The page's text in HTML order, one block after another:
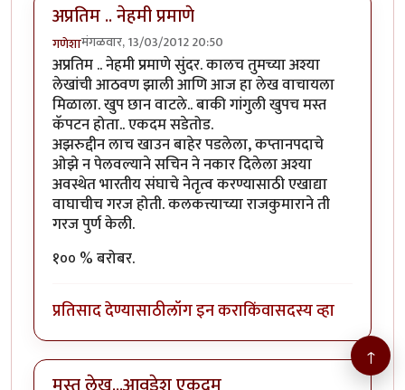
अप्रतिम .. नेहमी प्रमाणे
गणेशामंगळवार, 13/03/2012 20:50
अप्रतिम .. नेहमी प्रमाणे सुंदर. कालच तुमच्या अश्या
लेखांची आठवण झाली आणि आज हा लेख वाचायला
मिळाला. खुप छान वाटले.. बाकी गांगुली खुपच मस्त
कॅपटन होता.. एकदम सडेतोड.
अझरुद्दीन लाच खाउन बाहेर पडलेला, कप्तानपदाचे
ओझे न पेलवल्याने सचिन ने नकार दिलेला अश्या
अवस्थेत भारतीय संघाचे नेतृत्व करण्यासाठी एखाद्या
वाघाचीच गरज होती. कलकत्त्याच्या राजकुमाराने ती
गरज पुर्ण केली.
१०० % बरोबर.
प्रतिसाद देण्यासाठीलॉग इन कराकिंवासदस्य व्हा
↑